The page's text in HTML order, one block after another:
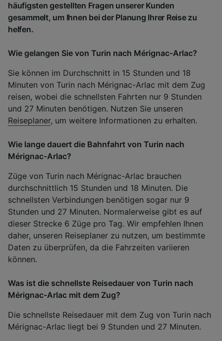
häufigsten gestellten Fragen unserer Kunden
gesammelt, um Ihnen bei der Planung Ihrer Reise zu
helfen.
Wie gelangen Sie von Turin nach Mérignac-Arlac?
Sie können im Durchschnitt in 15 Stunden und 18
Minuten von Turin nach Mérignac-Arlac mit dem Zug
reisen, wobei die schnellsten Fahrten nur 9 Stunden
und 27 Minuten benötigen. Nutzen Sie unseren
Reiseplaner, um weitere Informationen zu erhalten.
Wie lange dauert die Bahnfahrt von Turin nach
Mérignac-Arlac?
Züge von Turin nach Mérignac-Arlac brauchen
durchschnittlich 15 Stunden und 18 Minuten. Die
schnellsten Verbindungen benötigen sogar nur 9
Stunden und 27 Minuten. Normalerweise gibt es auf
dieser Strecke 6 Züge pro Tag. Wir empfehlen Ihnen
daher, unseren Reiseplaner zu nutzen, um bestimmte
Daten zu überprüfen, da die Fahrzeiten variieren
können.
Was ist die schnellste Reisedauer von Turin nach
Mérignac-Arlac mit dem Zug?
Die schnellste Reisedauer mit dem Zug von Turin nach
Mérignac-Arlac liegt bei 9 Stunden und 27 Minuten.